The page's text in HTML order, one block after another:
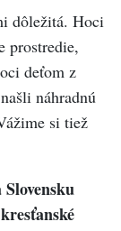
dôležitá. Hoci
prostredie,
deťom z
náhradnú
si tiež